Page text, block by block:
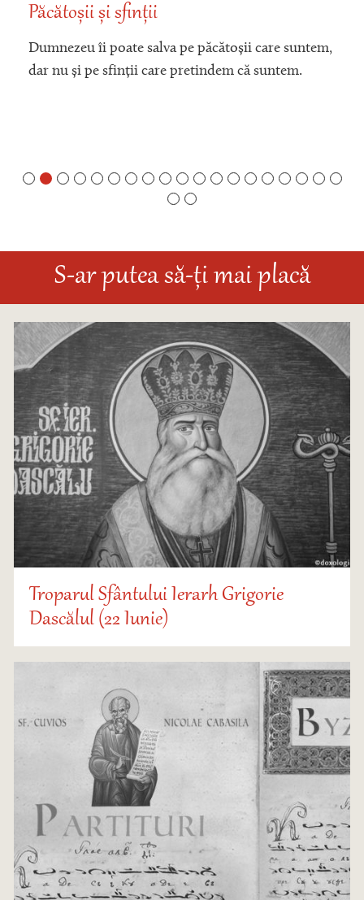
Păcătoșii și sfinții
Dumnezeu îi poate salva pe păcătoșii care suntem,
dar nu și pe sfinții care pretindem că suntem.
S-ar putea să-ți mai placă
Troparul Sfântului Ierarh Grigorie
Dascălul (22 Iunie)